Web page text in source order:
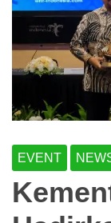
EVENT